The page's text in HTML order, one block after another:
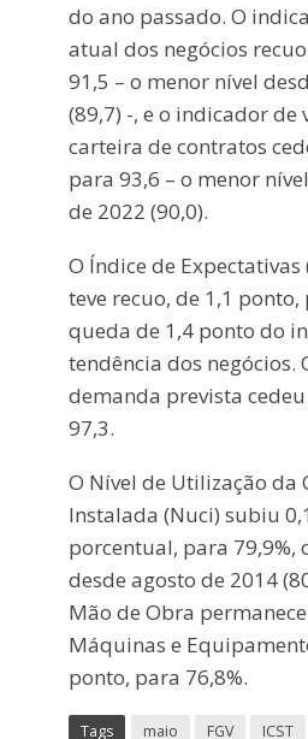
do ano passado. O
atual dos negócios
91,5 – o menor nível
(89,7) -, e o indicador de
carteira de contratos
para 93,6 – o menor
de 2022 (90,0).
O Índice de Expectativas
teve recuo, de 1,1 ponto,
queda de 1,4 ponto do
tendência dos negócios.
demanda prevista
97,3.
O Nível de Utilização da
Instalada (Nuci) subiu
porcentual, para 79,9%,
desde agosto de 2014
Mão de Obra
Máquinas e
ponto, para 76,8%.
Tags maio FGV ICST